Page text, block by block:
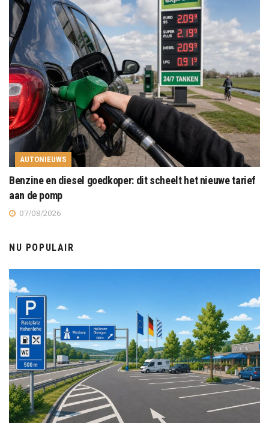
AUTONIEUWS
Benzine en diesel goedkoper: dit scheelt het nieuwe tarief
aan de pomp
07/08/2026
NU POPULAIR